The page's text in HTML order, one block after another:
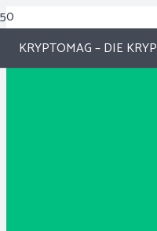
KRYPTOMAG – DIE